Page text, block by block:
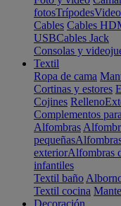
fotosTrípodes
Cables Cables
USBCables Jack
Consolas y
Textil
Ropa de cama
Cortinas y estores
Cojines Relleno
Complementos
Alfombras
pequeñas
exteriorAlfombras
infantiles
Textil baño
Textil cocina
Decoración